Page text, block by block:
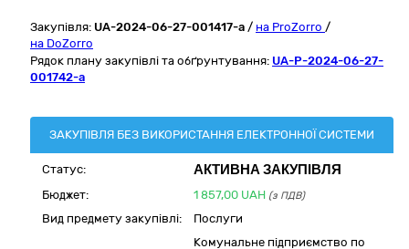
Закупівля: UA-2024-06-27-001417-a / на ProZorro /
на DoZorro
Рядок плану закупівлі та обґрунтування: UA-P-2024-06-27-
001742-a
ЗАКУПІВЛЯ БЕЗ ВИКОРИСТАННЯ ЕЛЕКТРОННОЇ СИСТЕМИ
Статус: АКТИВНА ЗАКУПІВЛЯ
Бюджет: 1 857,00 UAH (з ПДВ)
Вид предмету закупівлі: Послуги
Комунальне підприємство по